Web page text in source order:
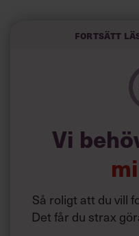
kortfattat slarviga vd-
Fortsätt
Vi
Så roligt att du vill
Det får du strax